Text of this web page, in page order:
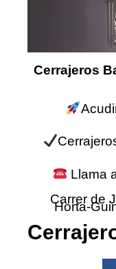
Cerrajeros
Llama
Carrer de
Horta-